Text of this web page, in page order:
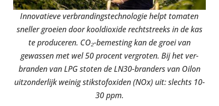
Innov­atieve ver­brand­ing­s­tech­no­lo­gie helpt tomaten
sneller groeien door kool­di­ox­ide recht­streeks in de kas
te pro­du­ceren. CO₂-​bemesting kan de groei van
gewassen met wel 50 procent ver­gro­ten. Bij het ver­
branden van LPG stoten de LN30-​branders van Oilon
uitzon­der­lijk weinig stiksto­fox­iden (NOx) uit: slechts 10-
30 ppm.